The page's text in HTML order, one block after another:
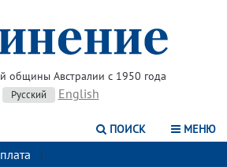
общины Австралии с 1950 года
Русский English
ПОИСК МЕНЮ
|